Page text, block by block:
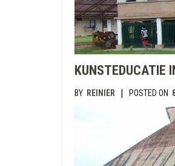
KUNSTEDUCATIE
BY REINIER | POSTED ON